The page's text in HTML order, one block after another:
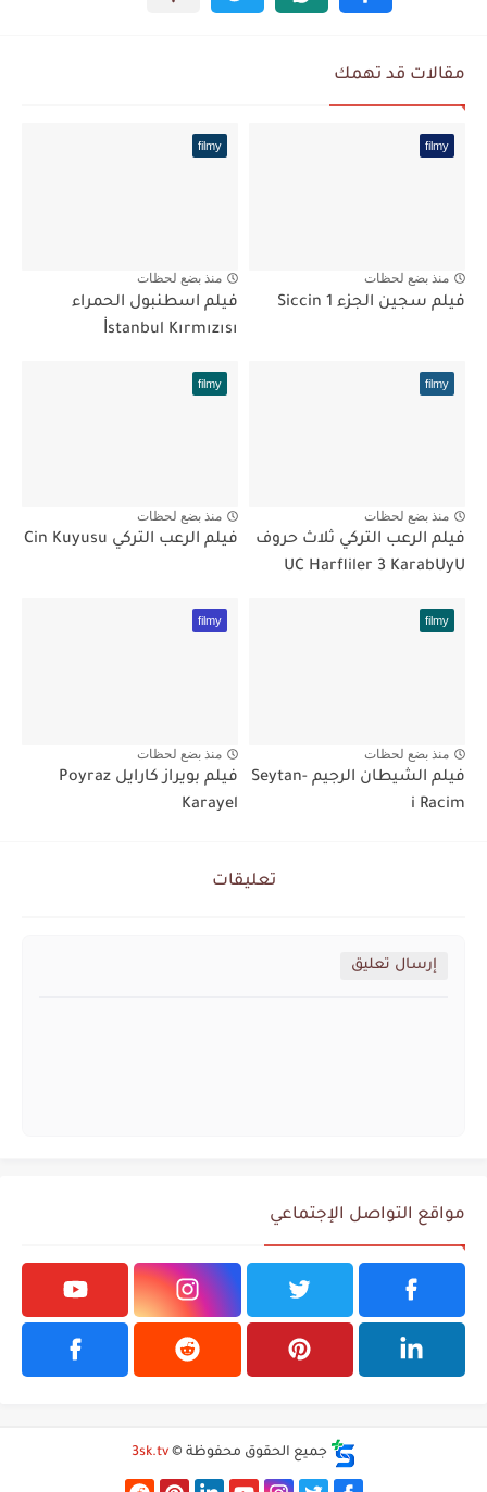
مقالات قد تهمك
filmy
منذ بضع لحظات
فيلم سجين الجزء Siccin 1
filmy
منذ بضع لحظات
فيلم اسطنبول الحمراء
İstanbul Kırmızısı
filmy
منذ بضع لحظات
فيلم الرعب التركي ثلاث حروف
UC Harfliler 3 KarabUyU
filmy
منذ بضع لحظات
فيلم الرعب التركي Cin Kuyusu
filmy
منذ بضع لحظات
فيلم الشيطان الرجيم Seytan-
i Racim
filmy
منذ بضع لحظات
فيلم بويراز كارايل Poyraz
Karayel
تعليقات
إرسال تعليق
مواقع التواصل الإجتماعي
جميع الحقوق محفوظة © 3sk.tv